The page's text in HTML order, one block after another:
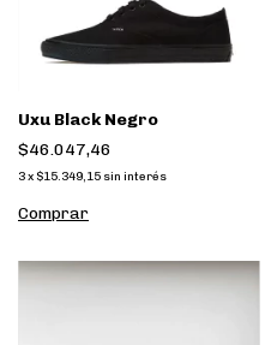
Uxu Black Negro
$46.047,46
3x $15.349,15 sin interés
Comprar